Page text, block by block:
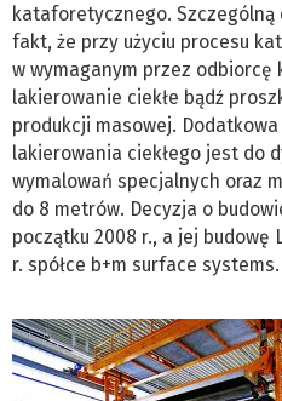
kataforetycznego.
fakt, że przy użyciu procesu
w wymaganym przez odbiorcę
lakierowanie ciekłe bądź
produkcji masowej.
lakierowania ciekłego jest do
wymalowań specjalnych oraz
do 8 metrów. Decyzja o
początku 2008 r., a jej budowę
r. spółce b+m surface systems.